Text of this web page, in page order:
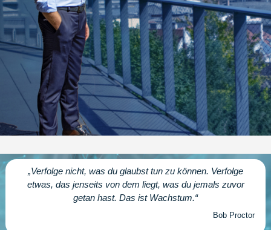
„Verfolge nicht, was du glaubst tun zu können. Verfolge
etwas, das jenseits von dem liegt, was du jemals zuvor
getan hast. Das ist Wachstum.“
Bob Proctor